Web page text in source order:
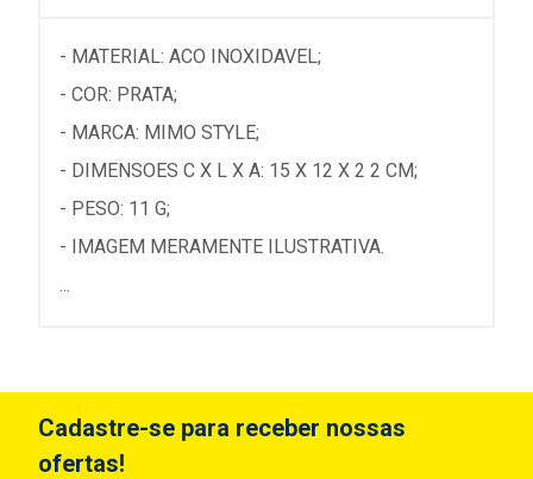
- MATERIAL: ACO INOXIDAVEL;
- COR: PRATA;
- MARCA: MIMO STYLE;
- DIMENSOES C X L X A: 15 X 12 X 2 2 CM;
- PESO: 11 G;
- IMAGEM MERAMENTE ILUSTRATIVA.
...
Cadastre-se para receber nossas
ofertas!